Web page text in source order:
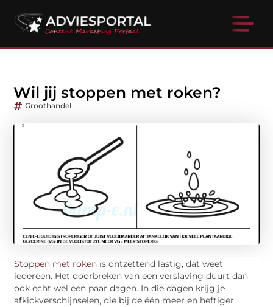
Wil jij stoppen met roken?
Groothandel
Stoppen met roken is ontzettend lastig, dat weet
iedereen. Het doorbreken van een verslaving duurt dan
ook echt wel een paar dagen. In die dagen krijg je
afkickverschijnselen, die bij de één meer en heftiger